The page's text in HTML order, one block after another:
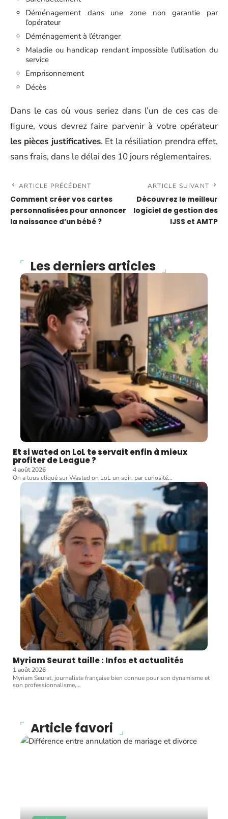
Déménagement dans une zone non garantie par
l’opérateur
Déménagement à l’étranger
Maladie ou handicap rendant impossible l’utilisation du
service
Emprisonnement
Décès
Dans le cas où vous seriez dans l’un de ces cas de
figure, vous devrez faire parvenir à votre opérateur
les pièces justificatives. Et la résiliation prendra effet,
sans frais, dans le délai des 10 jours réglementaires.
ARTICLE PRÉCÉDENT
Comment créer vos cartes
personnalisées pour annoncer
la naissance d’un bébé ?
ARTICLE SUIVANT
Découvrez le meilleur
logiciel de gestion des
IJSS et AMTP
Les derniers articles
Et si wated on LoL te servait enfin à mieux
profiter de League ?
4 août 2026
On a tous cliqué sur Wasted on LoL un soir, par curiosité…
Myriam Seurat taille : Infos et actualités
1 août 2026
Myriam Seurat, journaliste française bien connue pour son dynamisme et
son professionnalisme,…
Article favori